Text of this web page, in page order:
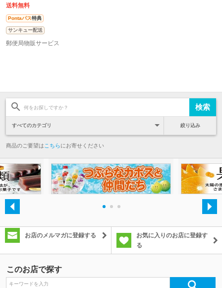
送料無料
Pontaパス特典
サンキュー配送
郵便局物販サービス
絞り込み
商品のご要望は こちらにお寄せください
お店のメルマガに登録する
お気に入りのお店に登録す
る
このお店で探す